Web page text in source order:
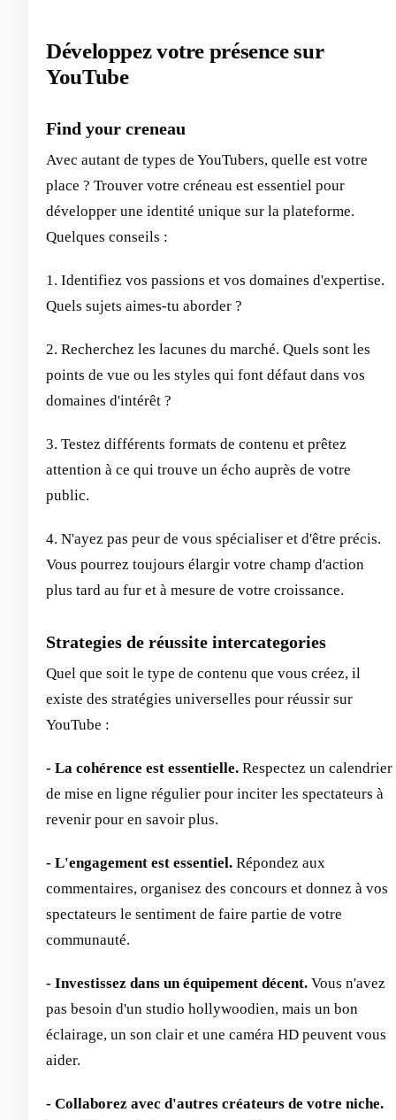
Développez votre présence sur
YouTube
Find your creneau
Avec autant de types de YouTubers, quelle est votre
place ? Trouver votre créneau est essentiel pour
développer une identité unique sur la plateforme.
Quelques conseils :
1. Identifiez vos passions et vos domaines d'expertise.
Quels sujets aimes-tu aborder ?
2. Recherchez les lacunes du marché. Quels sont les
points de vue ou les styles qui font défaut dans vos
domaines d'intérêt ?
3. Testez différents formats de contenu et prêtez
attention à ce qui trouve un écho auprès de votre
public.
4. N'ayez pas peur de vous spécialiser et d'être précis.
Vous pourrez toujours élargir votre champ d'action
plus tard au fur et à mesure de votre croissance.
Strategies de réussite intercategories
Quel que soit le type de contenu que vous créez, il
existe des stratégies universelles pour réussir sur
YouTube :
- La cohérence est essentielle. Respectez un calendrier
de mise en ligne régulier pour inciter les spectateurs à
revenir pour en savoir plus.
- L'engagement est essentiel. Répondez aux
commentaires, organisez des concours et donnez à vos
spectateurs le sentiment de faire partie de votre
communauté.
- Investissez dans un équipement décent. Vous n'avez
pas besoin d'un studio hollywoodien, mais un bon
éclairage, un son clair et une caméra HD peuvent vous
aider.
- Collaborez avec d'autres créateurs de votre niche.